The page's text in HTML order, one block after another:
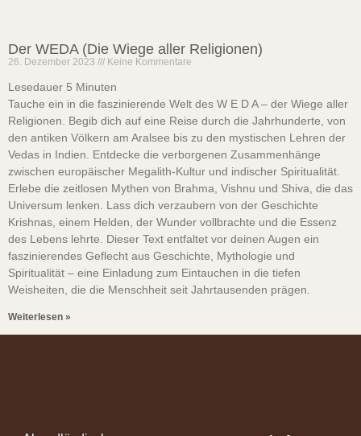
Der WEDA (Die Wiege aller Religionen)
26. Dezember 2023 Keine Kommentare
Lesedauer 5 Minuten
Tauche ein in die faszinierende Welt des W E D A – der Wiege aller
Religionen. Begib dich auf eine Reise durch die Jahrhunderte, von
den antiken Völkern am Aralsee bis zu den mystischen Lehren der
Vedas in Indien. Entdecke die verborgenen Zusammenhänge
zwischen europäischer Megalith-Kultur und indischer Spiritualität.
Erlebe die zeitlosen Mythen von Brahma, Vishnu und Shiva, die das
Universum lenken. Lass dich verzaubern von der Geschichte
Krishnas, einem Helden, der Wunder vollbrachte und die Essenz
des Lebens lehrte. Dieser Text entfaltet vor deinen Augen ein
faszinierendes Geflecht aus Geschichte, Mythologie und
Spiritualität – eine Einladung zum Eintauchen in die tiefen
Weisheiten, die die Menschheit seit Jahrtausenden prägen.
Weiterlesen »